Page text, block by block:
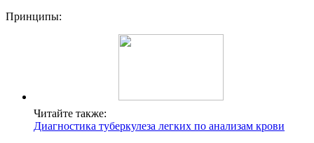
Принципы:
Читайте также:
Диагностика туберкулеза легких по анализам крови